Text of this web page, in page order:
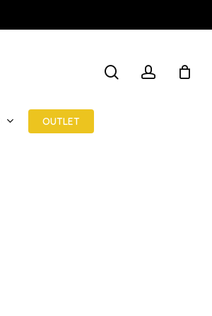
OUTLET
STÄNG